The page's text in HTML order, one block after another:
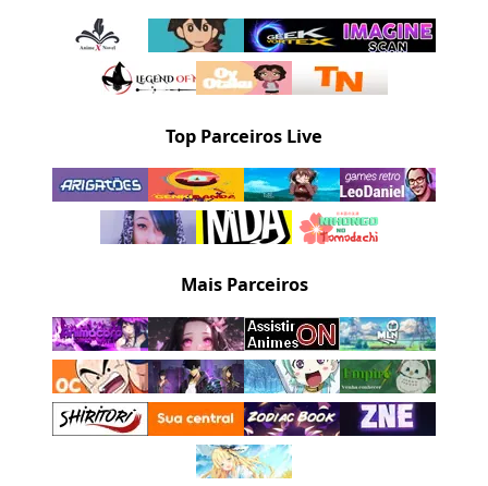
Top Parceiros Live
Mais Parceiros